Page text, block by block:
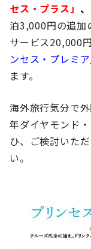
セス・プラス」 、
泊3,000円の追加
サービス20,000
ンセス・プレミア
ます。
海外旅行気分で
年ダイヤモンド
ひ、ご検討いた
い。